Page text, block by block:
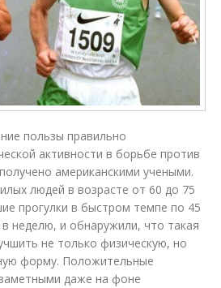
пользы правильно
активности в борьбе против
американскими учеными.
людей в возрасте от 60 до 75
прогулки в быстром темпе по 45
неделю, и обнаружили, что такая
не только физическую, но
форму. Положительные
даже на фоне